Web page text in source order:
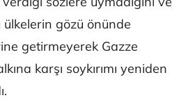
gözü önünde
getirmeyerek Gazze
karşı soykırımı yeniden